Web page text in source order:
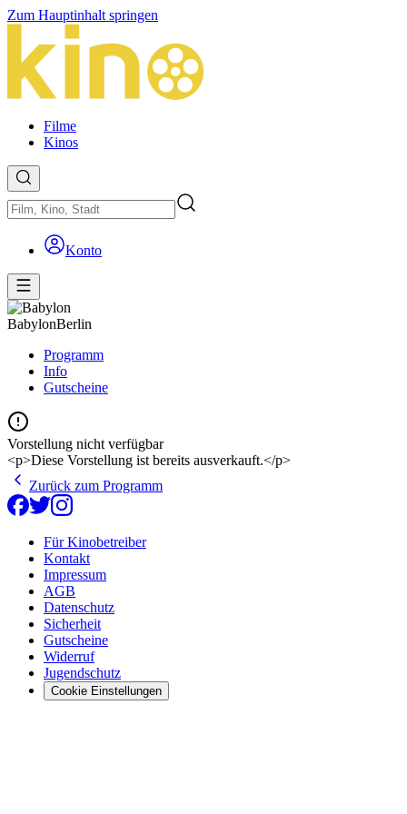
Zum Hauptinhalt springen
Filme
Kinos
Konto
BabylonBerlin
Programm
Info
Gutscheine
Vorstellung nicht verfügbar
<p>Diese Vorstellung ist bereits ausverkauft.</p>
Zurück zum Programm
Für Kinobetreiber
Kontakt
Impressum
AGB
Datenschutz
Sicherheit
Gutscheine
Widerruf
Jugendschutz
Cookie Einstellungen